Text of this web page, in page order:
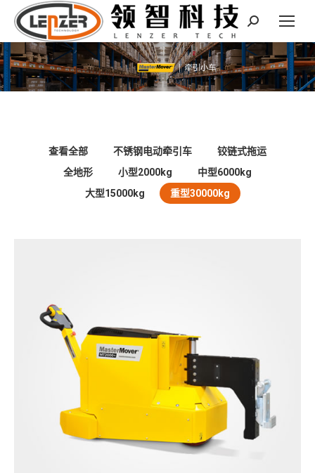
Search:
查看全部 不锈钢电动牵引车
铰链式拖运
全地形
小型2000kg
中型6000kg
大型15000kg
重型30000kg